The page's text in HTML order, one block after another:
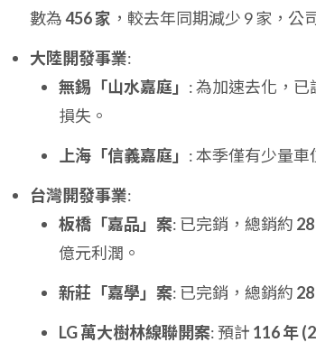
數為456 家 ，較去年同期減少 9 家，
大陸開發事業:
無錫「山水嘉庭」 : 為加速去化，
損失。
上海「信義嘉庭」 : 本季僅有少量車
台灣開發事業:
板橋「嘉品」案: 已完銷，總銷約
億元利潤。
新莊「嘉學」案: 已完銷，總銷約
LG 萬大樹林線聯開案: 預計 116 年